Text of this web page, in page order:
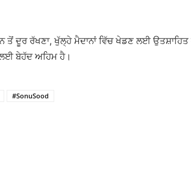
ਦੂਰ ਰੱਖਣਾ, ਖੁੱਲ੍ਹੇ ਮੈਦਾਨਾਂ ਵਿੱਚ ਖੇਡਣ ਲਈ
ਬੇਹੱਦ ਅਹਿਮ ਹੈ।
#SonuSood